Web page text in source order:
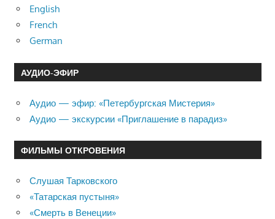
English
French
German
АУДИО-ЭФИР
Аудио — эфир: «Петербургская Мистерия»
Аудио — экскурсии «Приглашение в парадиз»
ФИЛЬМЫ ОТКРОВЕНИЯ
Слушая Тарковского
«Татарская пустыня»
«Смерть в Венеции»